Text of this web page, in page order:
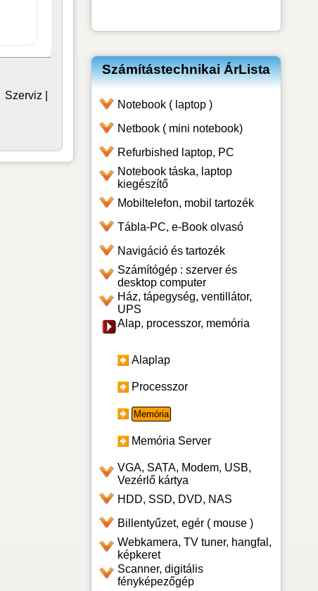
Szerviz
Számítástechnikai ÁrLista
Notebook ( laptop )
Netbook ( mini notebook)
Refurbished laptop, PC
Notebook táska, laptop
kiegészítő
Mobiltelefon, mobil tartozék
Tábla-PC, e-Book olvasó
Navigáció és tartozék
Számítógép : szerver és
desktop computer
Ház, tápegység, ventillátor,
UPS
Alap, processzor, memória
Alaplap
Processzor
Memória
Memória Server
VGA, SATA, Modem, USB,
Vezérlő kártya
HDD, SSD, DVD, NAS
Billentyűzet, egér ( mouse )
Webkamera, TV tuner, hangfal,
képkeret
Scanner, digitális
fényképezőgép